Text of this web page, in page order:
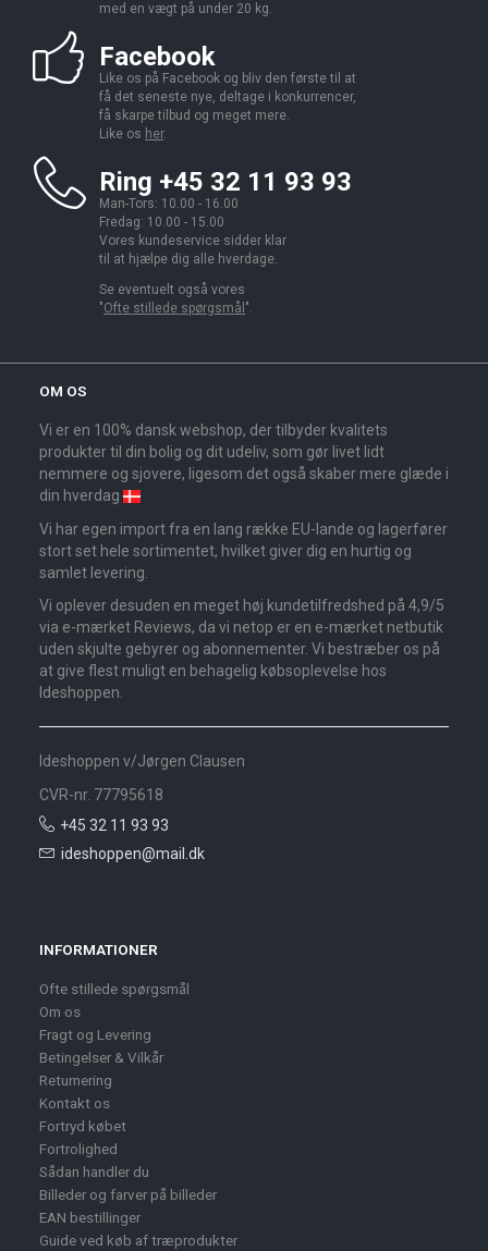
med en vægt på under 20 kg.
Facebook
Like os på Facebook og bliv den første til at
få det seneste nye, deltage i konkurrencer,
få skarpe tilbud og meget mere.
Like os her.
Ring +45 32 11 93 93
Man-Tors: 10.00 - 16.00
Fredag: 10.00 - 15.00
Vores kundeservice sidder klar
til at hjælpe dig alle hverdage.
Se eventuelt også vores
"Ofte stillede spørgsmål ".
OM OS
Vi er en 100% dansk webshop, der tilbyder kvalitets
produkter til din bolig og dit udeliv, som gør livet lidt
nemmere og sjovere, ligesom det også skaber mere glæde i
din hverdag
Vi har egen import fra en lang række EU-lande og lagerfører
stort set hele sortimentet, hvilket giver dig en hurtig og
samlet levering.
Vi oplever desuden en meget høj kundetilfredshed på 4,9/5
via e-mærket Reviews, da vi netop er en e-mærket netbutik
uden skjulte gebyrer og abonnementer. Vi bestræber os på
at give flest muligt en behagelig købsoplevelse hos
Ideshoppen.
Ideshoppen v/Jørgen Clausen
CVR-nr. 77795618
+45 32 11 93 93
ideshoppen@mail.dk
INFORMATIONER
Ofte stillede spørgsmål
Om os
Fragt og Levering
Betingelser & Vilkår
Returnering
Kontakt os
Fortryd købet
Fortrolighed
Sådan handler du
Billeder og farver på billeder
EAN bestillinger
Guide ved køb af træprodukter